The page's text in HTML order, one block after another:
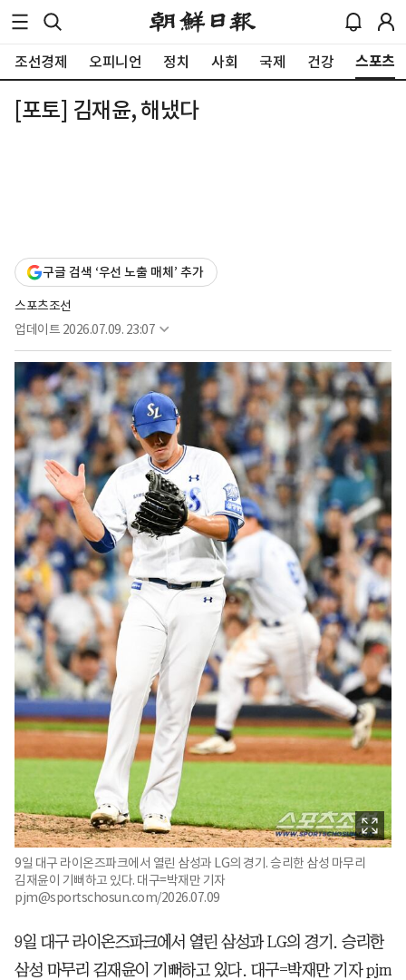
조선경제 오피니언 정치 사회 국제 건강 스포츠
[포토] 김재윤, 해냈다
구글 검색 ‘우선 노출 매체’ 추가
스포츠조선
업데이트 2026.07.09. 23:07
9일 대구 라이온즈파크에서 열린 삼성과 LG의 경기. 승리한 삼성 마무리
김재윤이 기뻐하고 있다. 대구=박재만 기자
pjm@sportschosun.com/2026.07.09
9일 대구 라이온즈파크에서 열린 삼성과 LG의 경기. 승리한
삼성 마무리 김재윤이 기뻐하고 있다. 대구=박재만 기자 pjm